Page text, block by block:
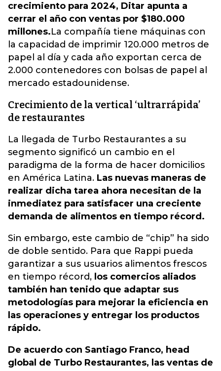
crecimiento para 2024, Ditar apunta a
cerrar el año con ventas por $180.000
millones.La compañía tiene máquinas con
la capacidad de imprimir 120.000 metros de
papel al día y cada año exportan cerca de
2.000 contenedores con bolsas de papel al
mercado estadounidense.
Crecimiento de la vertical ‘ultrarrápida’
de restaurantes
La llegada de Turbo Restaurantes a su
segmento significó un cambio en el
paradigma de la forma de hacer domicilios
en América Latina. Las nuevas maneras de
realizar dicha tarea ahora necesitan de la
inmediatez para satisfacer una creciente
demanda de alimentos en tiempo récord.
Sin embargo, este cambio de “chip” ha sido
de doble sentido. Para que Rappi pueda
garantizar a sus usuarios alimentos frescos
en tiempo récord, los comercios aliados
también han tenido que adaptar sus
metodologías para mejorar la eficiencia en
las operaciones y entregar los productos
rápido.
De acuerdo con Santiago Franco, head
global de Turbo Restaurantes, las ventas de